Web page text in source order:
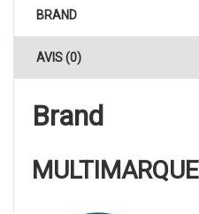
BRAND
AVIS (0)
Brand
MULTIMARQUE